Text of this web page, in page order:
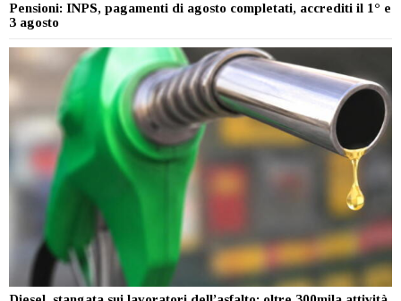
Pensioni: INPS, pagamenti di agosto completati, accrediti il 1° e
3 agosto